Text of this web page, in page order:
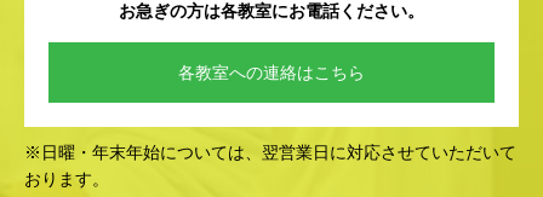
お急ぎの方は各教室にお電話ください。
各教室への連絡はこちら
※日曜・年末年始については、翌営業日に対応させていただいて
おります。